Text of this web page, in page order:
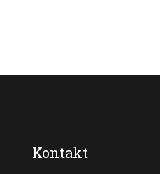
Kontakt